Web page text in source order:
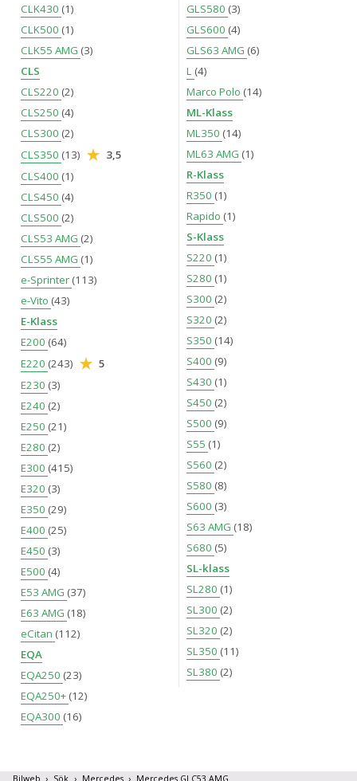
CLK430 (1)
CLK500 (1)
CLK55 AMG (3)
CLS
CLS220 (2)
CLS250 (4)
CLS300 (2)
CLS350 (13)
3,5
CLS400 (1)
CLS450 (4)
CLS500 (2)
CLS53 AMG (2)
CLS55 AMG (1)
e-Sprinter (113)
e-Vito (43)
E-Klass
E200 (64)
E220 (243)
5
E230 (3)
E240 (2)
E250 (21)
E280 (2)
E300 (415)
E320 (3)
E350 (29)
E400 (25)
E450 (3)
E500 (4)
E53 AMG (37)
E63 AMG (18)
eCitan (112)
EQA
EQA250 (23)
EQA250+ (12)
EQA300 (16)
GLS580 (3)
GLS600 (4)
GLS63 AMG (6)
L (4)
Marco Polo (14)
ML-Klass
ML350 (14)
ML63 AMG (1)
R-Klass
R350 (1)
Rapido (1)
S-Klass
S220 (1)
S280 (1)
S300 (2)
S320 (2)
S350 (14)
S400 (9)
S430 (1)
S450 (2)
S500 (9)
S55 (1)
S560 (2)
S580 (8)
S600 (3)
S63 AMG (18)
S680 (5)
SL-klass
SL280 (1)
SL300 (2)
SL320 (2)
SL350 (11)
SL380 (2)
Bilweb Sök Mercedes Mercedes GLC53 AMG